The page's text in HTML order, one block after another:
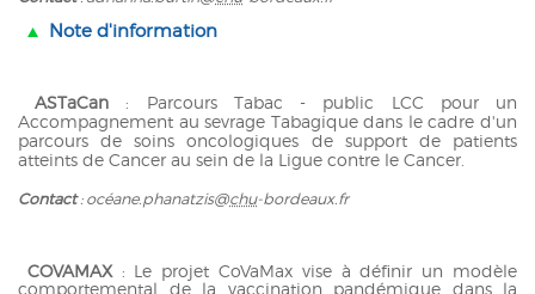
Note d'information
ASTaCan : Parcours Tabac - public LCC pour un
Accompagnement au sevrage Tabagique dans le cadre d'un
parcours de soins oncologiques de support de patients
atteints de Cancer au sein de la Ligue contre le Cancer.
Contact: océane.phanatzis@chu-bordeaux.fr
COVAMAX: Le projet CoVaMax vise à définir un modèle
comportemental de la vaccination pandémique dans la